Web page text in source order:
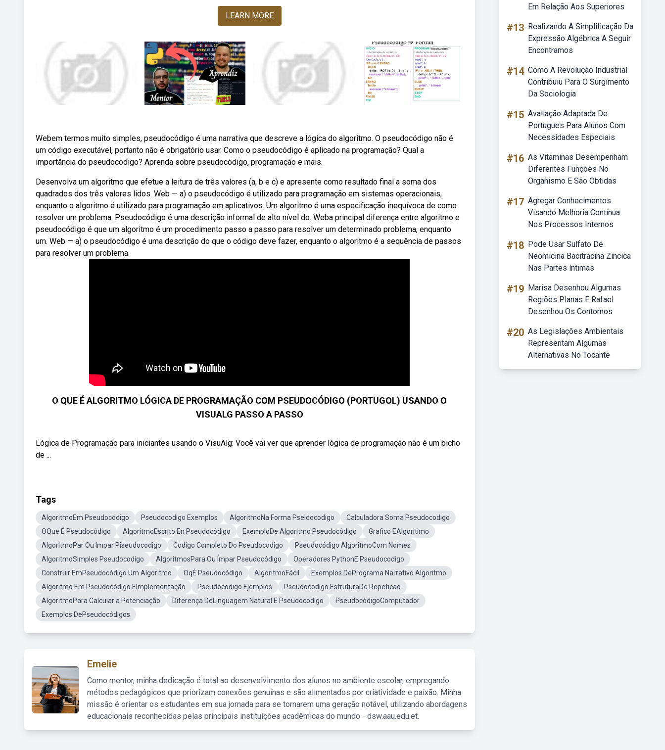
LEARN MORE
Webem termos muito simples, pseudocódigo é uma narrativa que descreve a lógica do algoritmo. O pseudocódigo não é
um código executável, portanto não é obrigatório usar. Como o pseudocódigo é aplicado na programação? Qual a
importância do pseudocódigo? Aprenda sobre pseudocódigo, programação e mais.
Desenvolva um algoritmo que efetue a leitura de três valores (a, b e c) e apresente como resultado final a soma dos
quadrados dos três valores lidos. Web — a) o pseudocódigo é utilizado para programação em sistemas operacionais,
enquanto o algoritmo é utilizado para programação em aplicativos. Um algoritmo é uma especificação inequívoca de como
resolver um problema. Pseudocódigo é uma descrição informal de alto nível do. Weba principal diferença entre algoritmo e
pseudocódigo é que um algoritmo é um procedimento passo a passo para resolver um determinado problema, enquanto
um. Web — a) o pseudocódigo é uma descrição do que o código deve fazer, enquanto o algoritmo é a sequência de passos
para resolver um problema.
O QUE É ALGORITMO LÓGICA DE PROGRAMAÇÃO COM PSEUDOCÓDIGO (PORTUGOL) USANDO O
VISUALG PASSO A PASSO
Lógica de Programação para iniciantes usando o VisuAlg: Você vai ver que aprender lógica de programação não é um bicho
de ...
Tags
AlgoritmoEm Pseudocódigo Pseudocodigo Exemplos AlgoritmoNa Forma Pseldocodigo
Calculadora Soma Pseudocodigo
OQue É Pseudocódigo
AlgoritmoEscrito En Pseudocódigo ExemploDe Algoritmo Pseudocódigo
Grafico EAlgoritimo
AlgoritmoPar Ou Impar Piseudocodigo
Codigo Completo Do Pseudocodigo
Pseudocódigo AlgoritmoCom Nomes
AlgoritmoSimples Pseudocodigo
AlgoritmosPara Ou Ímpar Pseudocódigo
Operadores PythonE Pseudocodigo
Construir EmPseudocódigo Um Algoritmo
OqÉ Pseudocódigo AlgoritmoFácil
Exemplos DePrograma Narrativo Algoritmo
Algoritmo Em Pseudocódigo EImplementação
Pseudocodigo Ejemplos
Pseudocodigo EstruturaDe Repeticao
AlgoritmoPara Calcular a Potenciação
Diferença DeLinguagem Natural E Pseudocodigo
PseudocódigoComputador
Exemplos DePseudocódigos
Emelie
Como mentor, minha dedicação é total ao desenvolvimento dos alunos no ambiente escolar, empregando
métodos pedagógicos que priorizam conexões genuínas e são alimentados por criatividade e paixão. Minha
missão é orientar os estudantes em sua jornada para se tornarem uma geração notável, utilizando abordagens
educacionais reconhecidas pelas principais instituições acadêmicas do mundo - dsw.aau.edu.et.
Em Relação Aos Superiores
#13 Realizando A Simplificação Da
Expressão Algébrica A Seguir
Encontramos
#14 Como A Revolução Industrial
Contribuiu Para O Surgimento
Da Sociologia
#15 Avaliação Adaptada De
Portugues Para Alunos Com
Necessidades Especiais
#16 As Vitaminas Desempenham
Diferentes Funções No
Organismo E São Obtidas
#17 Agregar Conhecimentos
Visando Melhoria Contínua
Nos Processos Internos
#18 Pode Usar Sulfato De
Neomicina Bacitracina Zincica
Nas Partes íntimas
#19 Marisa Desenhou Algumas
Regiões Planas E Rafael
Desenhou Os Contornos
#20 As Legislações Ambientais
Representam Algumas
Alternativas No Tocante